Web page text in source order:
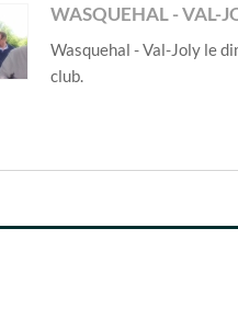
WASQUEHAL - VAL-
Wasquehal - Val-Joly le
club.